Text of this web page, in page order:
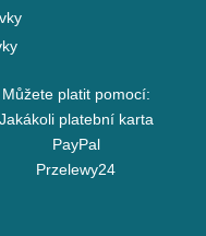
Můžete platit pomocí:
Jakákoli platební karta
PayPal
Przelewy24